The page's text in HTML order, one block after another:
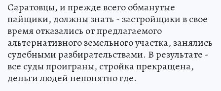
Саратовцы, и прежде всего обманутые
пайщики, должны знать - застройщики в свое
время отказались от предлагаемого
альтернативного земельного участка, занялись
судебными разбирательствами. В результате -
все суды проиграны, стройка прекращена,
деньги людей непонятно где.